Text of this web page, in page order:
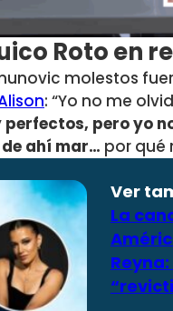
Roto en
molestos
: “Yo no me
pero yo
ahí mar… por qué
Ver
La